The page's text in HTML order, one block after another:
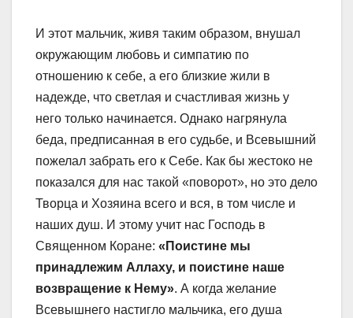
И этот мальчик, живя таким образом, внушал
окружающим любовь и симпатию по
отношению к себе, а его близкие жили в
надежде, что светлая и счастливая жизнь у
него только начинается. Однако нагрянула
беда, предписанная в его судьбе, и Всевышний
пожелал забрать его к Себе. Как бы жестоко не
показался для нас такой «поворот», но это дело
Творца и Хозяина всего и вся, в том числе и
наших душ. И этому учит нас Господь в
Священном Коране: «Поистине мы
принадлежим Аллаху, и поистине наше
возвращение к Нему». А когда желание
Всевышнего настигло мальчика, его душа